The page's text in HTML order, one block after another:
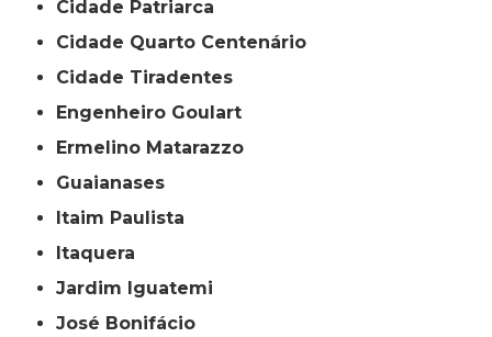
Cidade Patriarca
Cidade Quarto Centenário
Cidade Tiradentes
Engenheiro Goulart
Ermelino Matarazzo
Guaianases
Itaim Paulista
Itaquera
Jardim Iguatemi
José Bonifácio